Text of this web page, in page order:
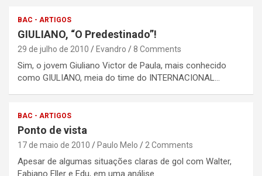
BAC - ARTIGOS
GIULIANO, “O Predestinado”!
29 de julho de 2010 Evandro 8 Comments
Sim, o jovem Giuliano Victor de Paula, mais conhecido
como GIULIANO, meia do time do INTERNACIONAL…
BAC - ARTIGOS
Ponto de vista
17 de maio de 2010 Paulo Melo 2 Comments
Apesar de algumas situações claras de gol com Walter,
Fabiano Eller e Edu, em uma análise…